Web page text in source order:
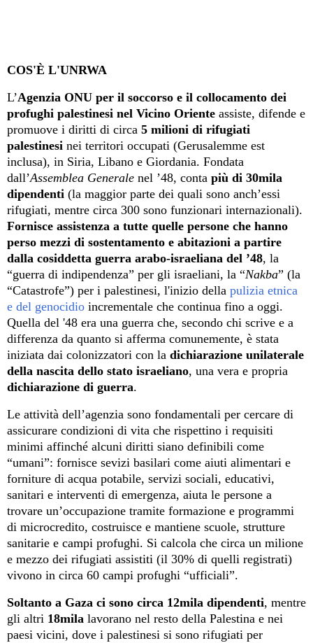
COS'È L'UNRWA
L’Agenzia ONU per il soccorso e il collocamento dei
profughi palestinesi nel Vicino Oriente assiste, difende e
promuove i diritti di circa 5 milioni di rifugiati
palestinesi nei territori occupati (Gerusalemme est
inclusa), in Siria, Libano e Giordania. Fondata
dall’Assemblea Generale nel ’48, conta più di 30mila
dipendenti (la maggior parte dei quali sono anch’essi
rifugiati, mentre circa 300 sono funzionari internazionali).
Fornisce assistenza a tutte quelle persone che hanno
perso mezzi di sostentamento e abitazioni a partire
dalla cosiddetta guerra arabo-israeliana del ’48, la
“guerra di indipendenza” per gli israeliani, la “Nakba” (la
“Catastrofe”) per i palestinesi, l'inizio della pulizia etnica
e del genocidio incrementale che continua fino a oggi.
Quella del '48 era una guerra che, secondo chi scrive e a
differenza da quanto si afferma comunemente, è stata
iniziata dai colonizzatori con la dichiarazione unilaterale
della nascita dello stato israeliano, una vera e propria
dichiarazione di guerra.
Le attività dell’agenzia sono fondamentali per cercare di
assicurare condizioni di vita che rispettino i requisiti
minimi affinché alcuni diritti siano definibili come
“umani”: fornisce sevizi basilari come aiuti alimentari e
forniture di acqua potabile, servizi sociali, educativi,
sanitari e interventi di emergenza, aiuta le persone a
trovare un’occupazione tramite formazione e programmi
di microcredito, costruisce e mantiene scuole, strutture
sanitarie e campi profughi. Si calcola che circa un milione
e mezzo dei rifugiati assistiti (il 30% di quelli registrati)
vivono in circa 60 campi profughi “ufficiali”.
Soltanto a Gaza ci sono circa 12mila dipendenti, mentre
gli altri 18mila lavorano nel resto della Palestina e nei
paesi vicini, dove i palestinesi si sono rifugiati per